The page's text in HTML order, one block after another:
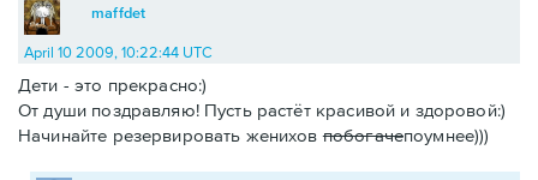
maffdet
April 10 2009, 10:22:44 UTC
Дети - это прекрасно:)
От души поздравляю! Пусть растёт красивой и здоровой:)
Начинайте резервировать жениховпобогачепоумнее)))